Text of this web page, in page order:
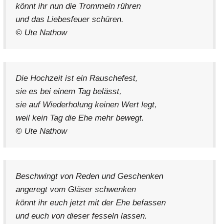
könnt ihr nun die Trommeln rühren
und das Liebesfeuer schüren.
© Ute Nathow
Die Hochzeit ist ein Rauschefest,
sie es bei einem Tag belässt,
sie auf Wiederholung keinen Wert legt,
weil kein Tag die Ehe mehr bewegt.
© Ute Nathow
Beschwingt von Reden und Geschenken
angeregt vom Gläser schwenken
könnt ihr euch jetzt mit der Ehe befassen
und euch von dieser fesseln lassen.